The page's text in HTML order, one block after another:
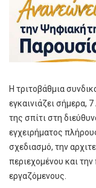
Η τριτοβάθμια
εγκαινιάζει σήμερα,
της σπίτι στη
εγχειρήματος
σχεδιασμό, την
περιεχομένου και
εργαζόμενους.